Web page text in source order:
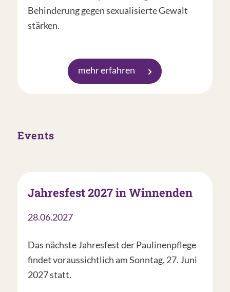
Behinderung gegen sexualisierte Gewalt
stärken.
mehr erfahren
Events
Jahresfest 2027 in Winnenden
28.06.2027
Das nächste Jahresfest der Paulinenpflege
findet voraussichtlich am Sonntag, 27. Juni
2027 statt.